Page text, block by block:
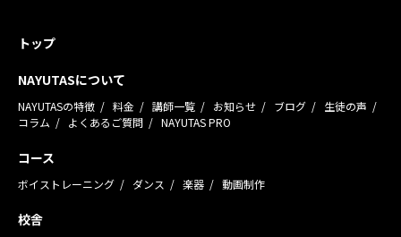
トップ
NAYUTASについて
NAYUTASの特徴 料金 講師一覧 お知らせ ブログ
生徒の声
コラム
よくあるご質問 NAYUTAS PRO
コース
ボイストレーニング ダンス 楽器 動画制作
校舎